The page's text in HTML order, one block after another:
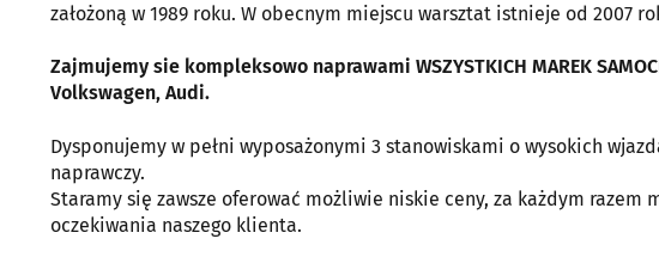
założoną w 1989 roku. W obecnym miejscu warsztat istnieje od 2007
Zajmujemy sie kompleksowo naprawami WSZYSTKICH MAREK
Volkswagen, Audi.
Dysponujemy w pełni wyposażonymi 3 stanowiskami o wysokich
naprawczy.
Staramy się zawsze oferować możliwie niskie ceny, za każdym razem
oczekiwania naszego klienta.